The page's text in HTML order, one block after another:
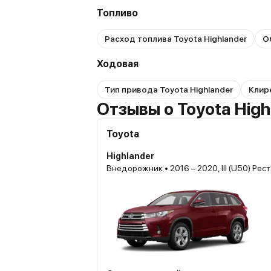
Топливо
Расход топлива Toyota Highlander
Ходовая
Тип привода Toyota Highlander
Отзывы о Toyota
Toyota
Highlander
Внедорожник • 2016 – 2020, III (U50)